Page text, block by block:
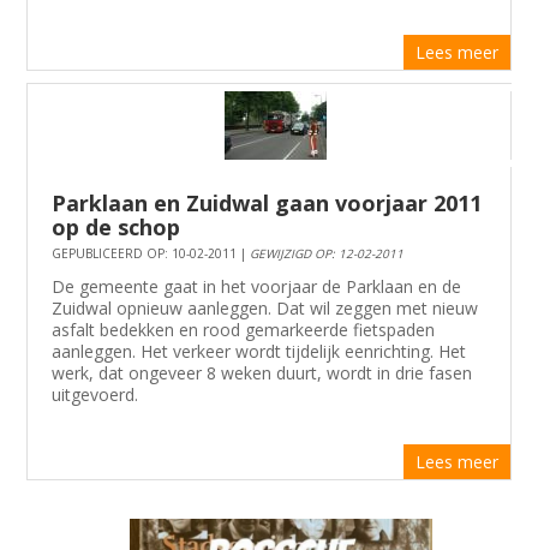
Lees meer
Parklaan en Zuidwal gaan voorjaar 2011
op de schop
GEPUBLICEERD OP: 10-02-2011 | GEWIJZIGD OP: 12-02-2011
De gemeente gaat in het voorjaar de Parklaan en de
Zuidwal opnieuw aanleggen. Dat wil zeggen met nieuw
asfalt bedekken en rood gemarkeerde fietspaden
aanleggen. Het verkeer wordt tijdelijk eenrichting. Het
werk, dat ongeveer 8 weken duurt, wordt in drie fasen
uitgevoerd.
Lees meer